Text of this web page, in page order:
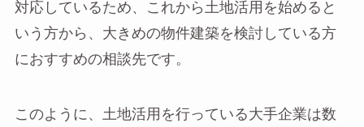
対応しているため、これから土地活用を始めると
いう方から、大きめの物件建築を検討している方
におすすめの相談先です。
このように、土地活用を行っている大手企業は数